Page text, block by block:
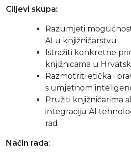
Ciljevi skupa:
Razumjeti
AI u knjižničarstvu
Istražiti konkretne
knjižnicama u
Razmotriti etička i
s umjetnom
Pružiti knjižničarima
integraciju AI
rad
Način rada: